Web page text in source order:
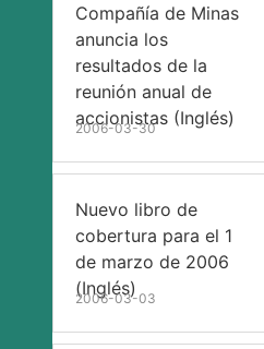
Compañía de Minas
anuncia los
resultados de la
reunión anual de
accionistas (Inglés)
2006-03-30
Nuevo libro de
cobertura para el 1
de marzo de 2006
(Inglés)
2006-03-03